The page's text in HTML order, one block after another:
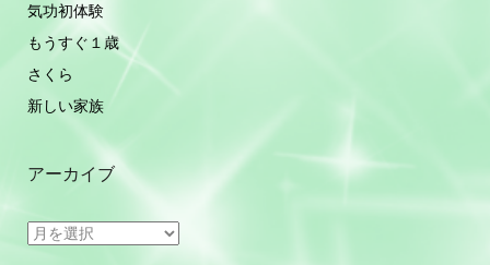
気功初体験
もうすぐ１歳
さくら
新しい家族
アーカイブ
ア